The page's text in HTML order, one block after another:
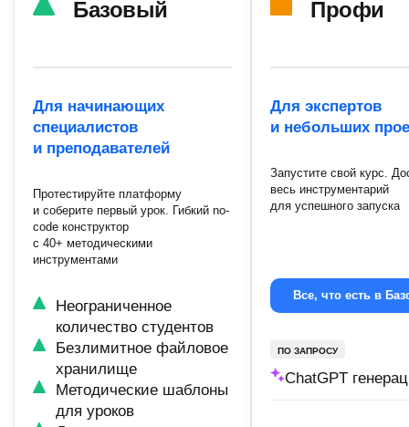
Базовый
Для начинающих
специалистов
и преподавателей
Протестируйте платформу
и соберите первый урок. Гибкий no-
code конструктор
с 40+ методическими
инструментами
Неограниченное
количество студентов
Безлимитное файловое
хранилище
Методические шаблоны
для уроков
Профи
Для экспертов
и небольших
Запустите свой курс.
весь инструментарий
для успешного запуска
Все, что есть в
ПО ЗАПРОСУ
ChatGPT